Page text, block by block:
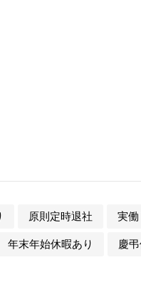
原則定時退社 実働
年末年始休暇あり 慶